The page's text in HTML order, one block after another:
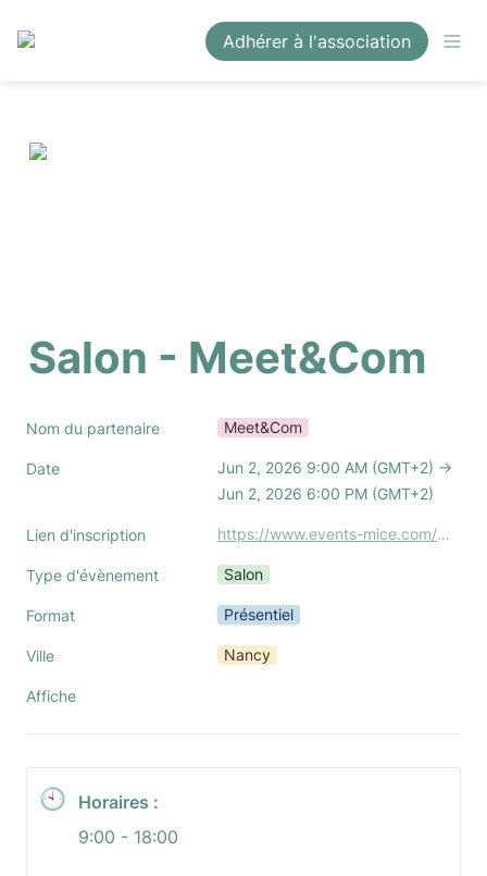
Adhérer à l'association
Salon - Meet&Com
Nom du partenaire Meet&Com
Date
Jun 2, 2026 9:00 AM (GMT+2) →
Jun 2, 2026 6:00 PM (GMT+2)
Lien d'inscription https://www.events-mice.com/events-days-grand-est
Type d'évènement Salon
Format Présentiel
Ville Nancy
Affiche
🕙
Horaires :
9:00 - 18:00